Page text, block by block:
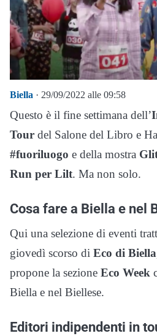
Biella · 29/09/2022 alle 09:58
Questo è il fine settimana dell’
Tour del Salone del Libro e
#fuoriluogo e della mostra
Run per Lilt. Ma non solo.
Cosa fare a Biella e nel
Qui una selezione di eventi
giovedì scorso di Eco di Biella
propone la sezione Eco Week
Biella e nel Biellese.
Editori indipendenti in